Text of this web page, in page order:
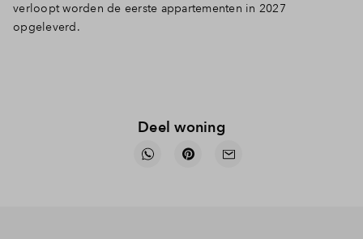
verloopt worden de eerste appartementen in 2027
opgeleverd.
Deel woning